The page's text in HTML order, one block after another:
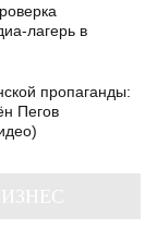
лагерь в
пропаганды:
Пегов